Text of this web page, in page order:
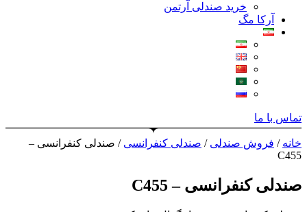
خرید صندلی آرتمن
آرکا مگ
تماس با ما
خانه / فروش صندلی / صندلی کنفرانسی / صندلی کنفرانسی –
C455
صندلی کنفرانسی – C455